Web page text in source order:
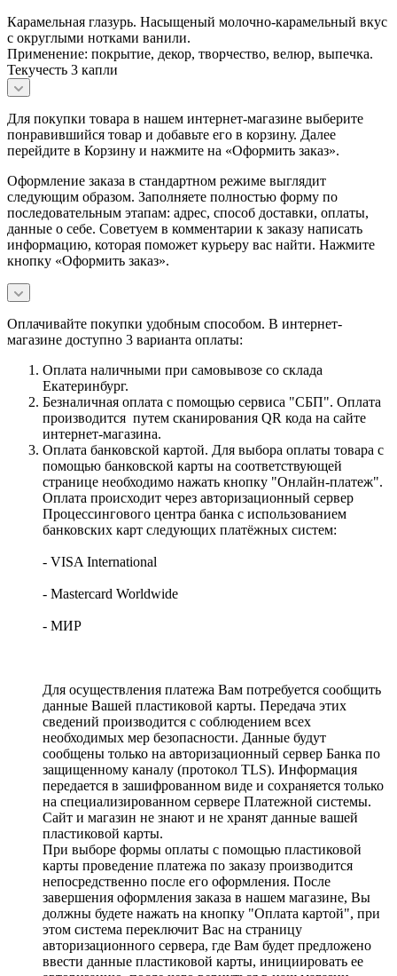
Карамельная глазурь. Насыщеный молочно-карамельный вкус
с округлыми нотками ванили.
Применение: покрытие, декор, творчество, велюр, выпечка.
Текучесть 3 капли
Для покупки товара в нашем интернет-магазине выберите
понравившийся товар и добавьте его в корзину. Далее
перейдите в Корзину и нажмите на «Оформить заказ».
Оформление заказа в стандартном режиме выглядит
следующим образом. Заполняете полностью форму по
последовательным этапам: адрес, способ доставки, оплаты,
данные о себе. Советуем в комментарии к заказу написать
информацию, которая поможет курьеру вас найти. Нажмите
кнопку «Оформить заказ».
Оплачивайте покупки удобным способом. В интернет-
магазине доступно 3 варианта оплаты:
Оплата наличными при самовывозе со склада
Екатеринбург.
Безналичная оплата с помощью сервиса "СБП". Оплата
производится путем сканирования QR кода на сайте
интернет-магазина.
Оплата банковской картой. Для выбора оплаты товара с
помощью банковской карты на соответствующей
странице необходимо нажать кнопку "Онлайн-платеж".
Оплата происходит через авторизационный сервер
Процессингового центра банка с использованием
банковских карт следующих платёжных систем:
- VISA International
- Mastercard Worldwide
- МИР
Для осуществления платежа Вам потребуется сообщить
данные Вашей пластиковой карты. Передача этих
сведений производится с соблюдением всех
необходимых мер безопасности. Данные будут
сообщены только на авторизационный сервер Банка по
защищенному каналу (протокол TLS). Информация
передается в зашифрованном виде и сохраняется только
на специализированном сервере Платежной системы.
Сайт и магазин не знают и не хранят данные вашей
пластиковой карты.
При выборе формы оплаты с помощью пластиковой
карты проведение платежа по заказу производится
непосредственно после его оформления. После
завершения оформления заказа в нашем магазине, Вы
должны будете нажать на кнопку "Оплата картой", при
этом система переключит Вас на страницу
авторизационного сервера, где Вам будет предложено
ввести данные пластиковой карты, инициировать ее